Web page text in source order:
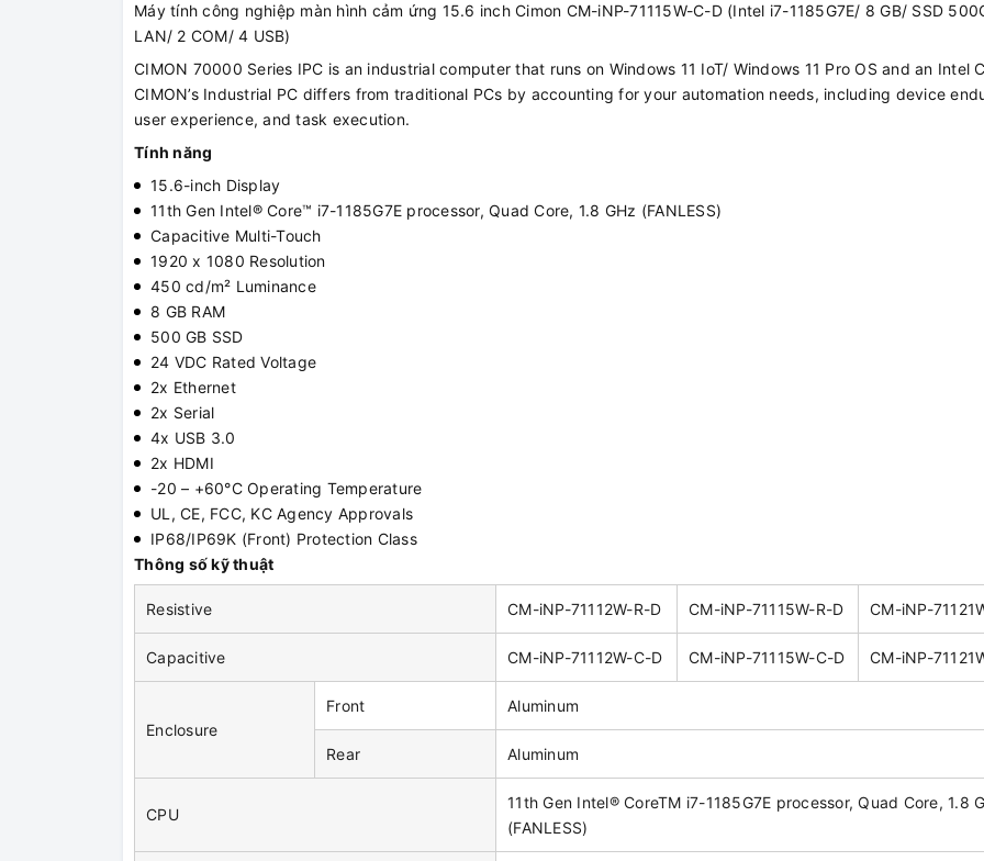
Máy tính công nghiệp màn hình cảm ứng 15.6 inch Cimon CM-iNP-71115W-C-D (Intel i7-1185G7E/ 8 GB/ SSD
LAN/ 2 COM/ 4 USB)
CIMON 70000 Series IPC is an industrial computer that runs on Windows 11 IoT/ Windows 11 Pro OS and an Intel
CIMON’s Industrial PC differs from traditional PCs by accounting for your automation needs, including device
user experience, and task execution.
Tính năng
15.6-inch Display
11th Gen Intel® Core™ i7-1185G7E processor, Quad Core, 1.8 GHz (FANLESS)
Capacitive Multi-Touch
1920 x 1080 Resolution
450 cd/m² Luminance
8 GB RAM
500 GB SSD
24 VDC Rated Voltage
2x Ethernet
2x Serial
4x USB 3.0
2x HDMI
-20 – +60°C Operating Temperature
UL, CE, FCC, KC Agency Approvals
IP68/IP69K (Front) Protection Class
Thông số kỹ thuật
Resistive CM-iNP-71112W-R-D CM-iNP-71115W-R-D CM-iNP-
Capacitive CM-iNP-71112W-C-D CM-iNP-71115W-C-D CM-iNP-
Enclosure
Front Aluminum
Rear Aluminum
CPU
11th Gen Intel® CoreTM i7-1185G7E processor, Quad Core, 1.8
(FANLESS)